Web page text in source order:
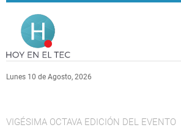
Pasar al contenido principal
Lunes 10 de Agosto, 2026
VIGÉSIMA OCTAVA EDICIÓN DEL EVENTO